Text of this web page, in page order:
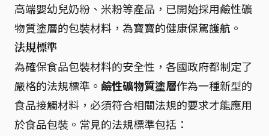
高端嬰幼兒奶粉、米粉等產品，已開始採用鹼性礦
物質塗層的包裝材料，為寶寶的健康保駕護航。
法規標準
為確保食品包裝材料的安全性，各國政府都制定了
嚴格的法規標準。 鹼性礦物質塗層作為一種新型的
食品接觸材料，必須符合相關法規的要求才能應用
於食品包裝。常見的法規標準包括：